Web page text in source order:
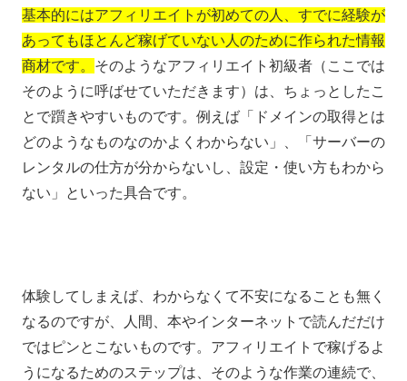
基本的にはアフィリエイトが初めての人、すでに経験が
あってもほとんど稼げていない人のために作られた情報
商材です。 そのようなアフィリエイト初級者（ここでは
そのように呼ばせていただきます）は、ちょっとしたこ
とで躓きやすいものです。例えば「ドメインの取得とは
どのようなものなのかよくわからない」、「サーバーの
レンタルの仕方が分からないし、設定・使い方もわから
ない」といった具合です。
体験してしまえば、わからなくて不安になることも無く
なるのですが、人間、本やインターネットで読んだだけ
ではピンとこないものです。アフィリエイトで稼げるよ
うになるためのステップは、そのような作業の連続で、